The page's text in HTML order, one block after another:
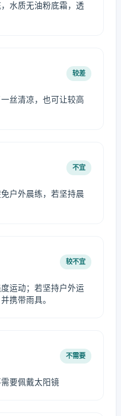
水质无油粉底霜，透
较差
丝清凉，也可让较高
不宜
户外晨练，若坚持晨
较不宜
运动；若坚持户外运
携带雨具。
不需要
要佩戴太阳镜